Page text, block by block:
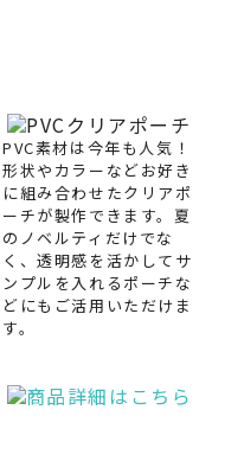
PVC素材は今年も人気！
形状やカラーなどお好き
に組み合わせたクリアポ
ーチが製作できます。夏
のノベルティだけでな
く、透明感を活かしてサ
ンプルを入れるポーチな
どにもご活用いただけま
す。